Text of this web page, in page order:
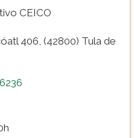
CEICO
406, (42800) Tula de